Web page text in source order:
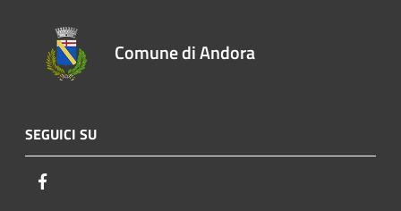
Comune di Andora
SEGUICI SU